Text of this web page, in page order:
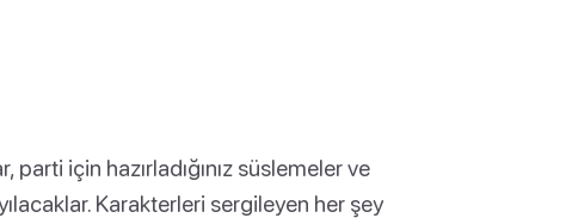
parti için hazırladığınız süslemeler ve
Karakterleri sergileyen her şey